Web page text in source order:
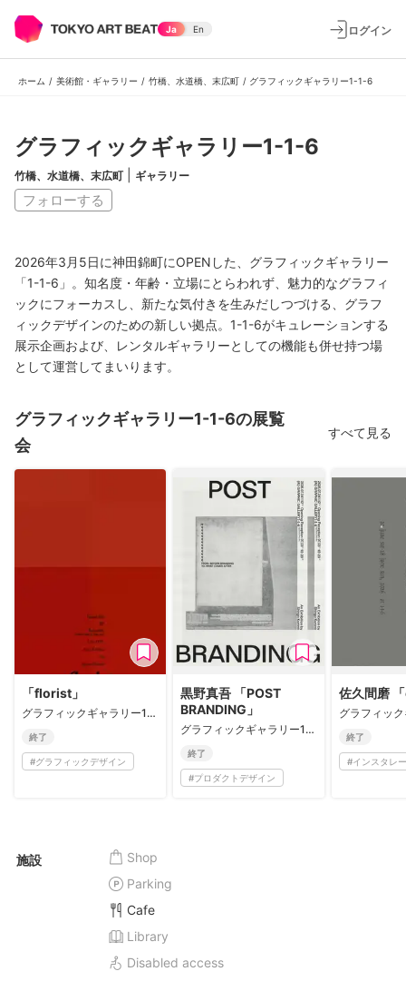
Ja En ログイン
ホーム / 美術館・ギャラリー / 竹橋、水道橋、末広町 / グラフィックギャラリー1-1-6
グラフィックギャラリー1-1-6
竹橋、水道橋、末広町| ギャラリー
フォローする
2026年3月5日に神田錦町にOPENした、グラフィックギャラリー
「1-1-6」。知名度・年齢・立場にとらわれず、魅力的なグラフィ
ックにフォーカスし、新たな気付きを生みだしつづける、グラフ
ィックデザインのための新しい拠点。1-1-6がキュレーションする
展示企画および、レンタルギャラリーとしての機能も併せ持つ場
として運営してまいります。
グラフィックギャラリー1-1-6の展覧
会
すべて見る
「florist」
グラフィックギャラリー1-1-6
終了
#グラフィックデザイン
黒野真吾 「POST
BRANDING」
グラフィックギャラリー1-1-6
終了
#プロダクトデザイン
佐久間磨
終了
#インスタレ
施設
Shop
Parking
Cafe
Library
Disabled access